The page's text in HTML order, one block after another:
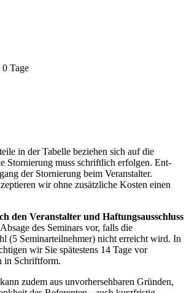
0 Tage
in der Tabelle beziehen sich auf die
Stornierung muss schriftlich erfolgen. Ent­
der Stornierung beim Veranstalter.
wir ohne zusätzliche Kosten einen
den Veranstalter und Haftungsausschluss
des Seminars vor, falls die
(5 Seminarteilnehmer) nicht erreicht wird. In
wir Sie spätestens 14 Tage vor
in Schriftform.
zudem aus unvorhersehbaren Gründen,